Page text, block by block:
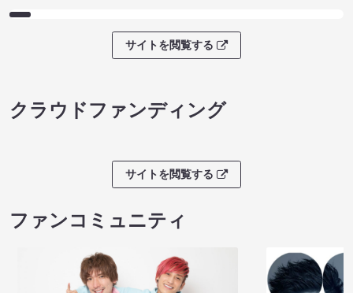
サイトを閲覧する
クラウドファンディング
サイトを閲覧する
ファンコミュニティ